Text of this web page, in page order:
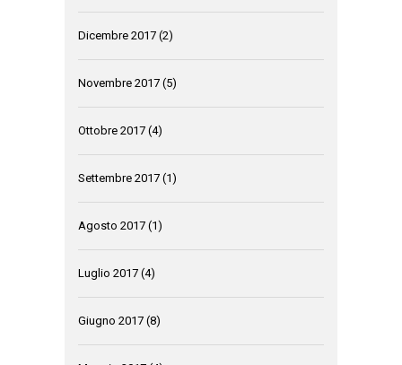
Dicembre 2017 (2)
Novembre 2017 (5)
Ottobre 2017 (4)
Settembre 2017 (1)
Agosto 2017 (1)
Luglio 2017 (4)
Giugno 2017 (8)